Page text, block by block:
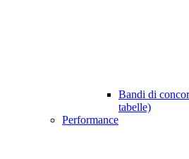
Bandi di
tabelle)
Performance